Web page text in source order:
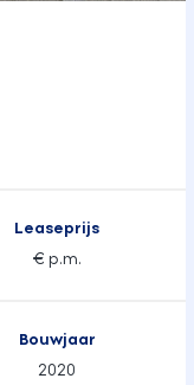
Leaseprijs
€ p.m.
Bouwjaar
2020